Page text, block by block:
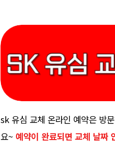
sk 유심 교체 온라인 예약은 방
요~ 예약이 완료되면 교체 날짜